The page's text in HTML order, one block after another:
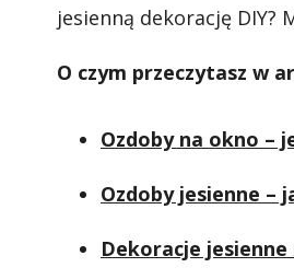
jesienną dekorację DIY?
O czym przeczytasz w
Ozdoby na okno –
Ozdoby jesienne –
Dekoracje